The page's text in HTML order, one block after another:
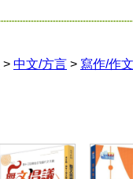
> 中文/方言 > 寫作/作文